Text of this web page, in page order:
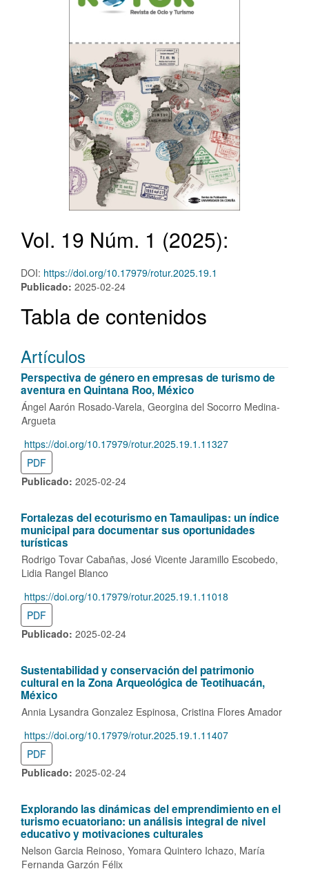
Vol. 19 Núm. 1 (2025):
DOI: https://doi.org/10.17979/rotur.2025.19.1
Publicado: 2025-02-24
Tabla de contenidos
Artículos
Perspectiva de género en empresas de turismo de
aventura en Quintana Roo, México
Ángel Aarón Rosado-Varela Georgina del Socorro Medina-
Argueta
https://doi.org/10.17979/rotur.2025.19.1.11327
PDF
Publicado: 2025-02-24
Fortalezas del ecoturismo en Tamaulipas: un índice
municipal para documentar sus oportunidades
turísticas
Rodrigo Tovar Cabañas José Vicente Jaramillo Escobedo
Lidia Rangel Blanco
https://doi.org/10.17979/rotur.2025.19.1.11018
PDF
Publicado: 2025-02-24
Sustentabilidad y conservación del patrimonio
cultural en la Zona Arqueológica de Teotihuacán,
México
Annia Lysandra Gonzalez Espinosa Cristina Flores Amador
https://doi.org/10.17979/rotur.2025.19.1.11407
PDF
Publicado: 2025-02-24
Explorando las dinámicas del emprendimiento en el
turismo ecuatoriano: un análisis integral de nivel
educativo y motivaciones culturales
Nelson Garcia Reinoso Yomara Quintero Ichazo María
Fernanda Garzón Félix